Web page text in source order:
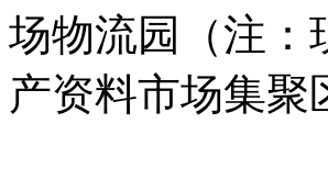
场物流园（注：
产资料市场集聚